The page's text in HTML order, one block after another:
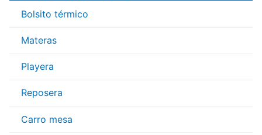
Bolsito térmico
Materas
Playera
Reposera
Carro mesa